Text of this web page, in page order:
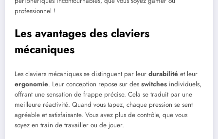
professionnel !
Les avantages des claviers
mécaniques
Les claviers mécaniques se distinguent par leur durabilité et leur
ergonomie. Leur conception repose sur des switches individuels,
offrant une sensation de frappe précise. Cela se traduit par une
meilleure réactivité. Quand vous tapez, chaque pression se sent
agréable et satisfaisante. Vous avez plus de contrôle, que vous
soyez en train de travailler ou de jouer.